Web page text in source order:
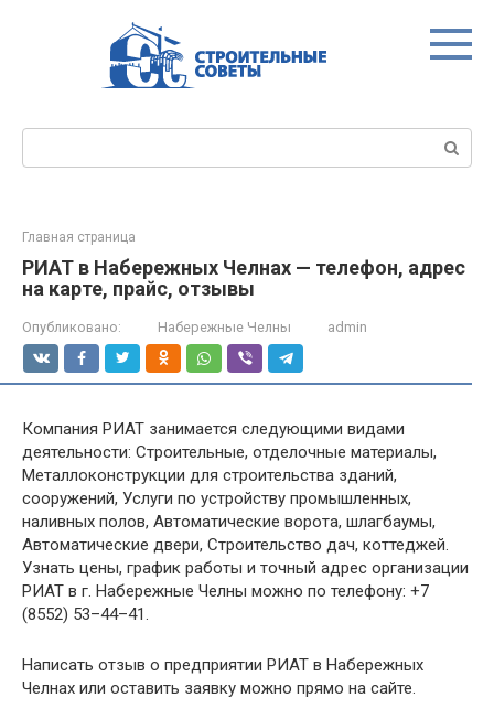
Главная страница
РИАТ в Набережных Челнах — телефон, адрес
на карте, прайс, отзывы
Опубликовано: Набережные Челны admin
Компания РИАТ занимается следующими видами
деятельности: Строительные, отделочные материалы,
Металлоконструкции для строительства зданий,
сооружений, Услуги по устройству промышленных,
наливных полов, Автоматические ворота, шлагбаумы,
Автоматические двери, Строительство дач, коттеджей.
Узнать цены, график работы и точный адрес организации
РИАТ в г. Набережные Челны можно по телефону: +7
(8552) 53–44–41.
Написать отзыв о предприятии РИАТ в Набережных
Челнах или оставить заявку можно прямо на сайте.